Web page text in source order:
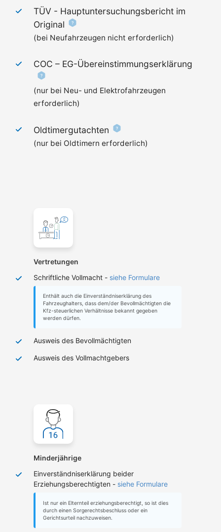
TÜV - Haupt­untersuchungs­bericht im
Original
(bei Neufahrzeugen nicht erforderlich)
COC – EG-Übereinstimmungserklärung
(nur bei Neu- und Elektrofahrzeugen
erforderlich)
Oldtimergutachten
(nur bei Oldtimern erforderlich)
Vertretungen
Schriftliche Vollmacht - siehe Formulare
Enthält auch die Einverständniserklärung des
Fahrzeughalters, dass dem/der Bevollmächtigten die
Kfz-steuerlichen Verhältnisse bekannt gegeben
werden dürfen.
Ausweis des Bevollmächtigten
Ausweis des Vollmachtgebers
Minderjährige
Einverständniserklärung beider
Erziehungsberechtigten - siehe Formulare
Ist nur ein Elternteil erziehungsberechtigt, so ist dies
durch einen Sorgerechtsbeschluss oder ein
Gerichtsurteil nachzuweisen.